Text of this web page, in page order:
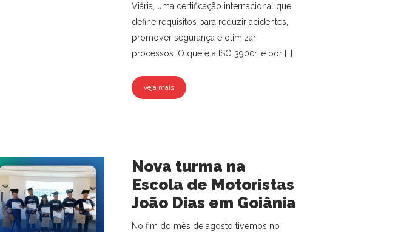
Viária, uma certificação internacional que
define requisitos para reduzir acidentes,
promover segurança e otimizar
processos. O que é a ISO 39001 e por […]
veja mais
Nova turma na
Escola de Motoristas
João Dias em Goiânia
No fim do mês de agosto tivemos no